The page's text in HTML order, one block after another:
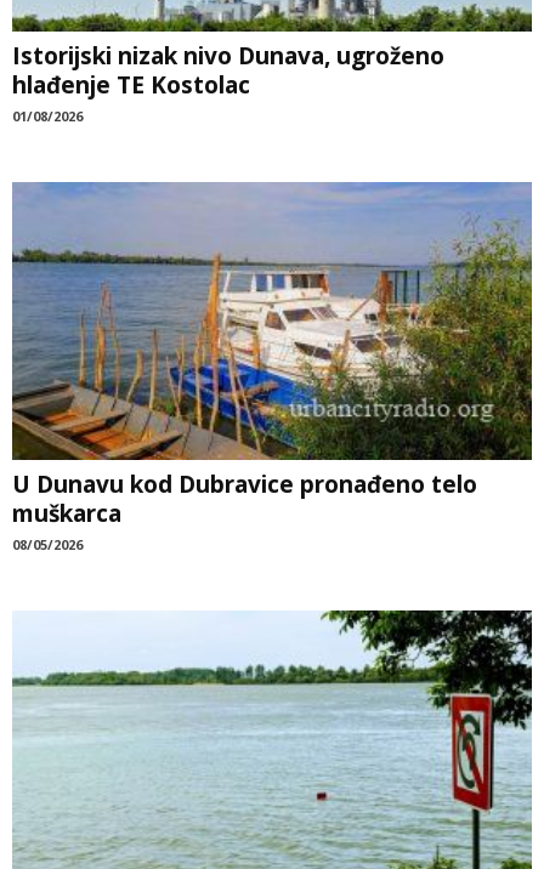
Istorijski nizak nivo Dunava, ugroženo
hlađenje TE Kostolac
01/08/2026
U Dunavu kod Dubravice pronađeno telo
muškarca
08/05/2026